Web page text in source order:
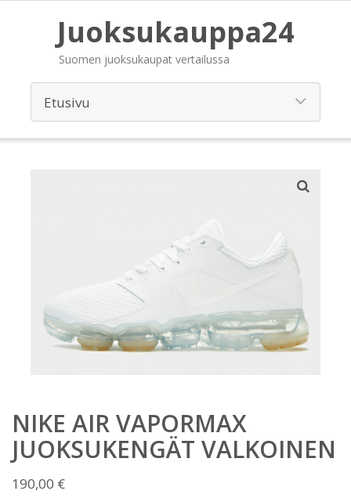
Juoksukauppa24
Suomen juoksukaupat vertailussa
NIKE AIR VAPORMAX
JUOKSUKENGÄT VALKOINEN
190,00 €